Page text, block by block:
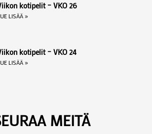
kotipelit – VKO 26
LISÄÄ »
kotipelit – VKO 24
LISÄÄ »
MEITÄ